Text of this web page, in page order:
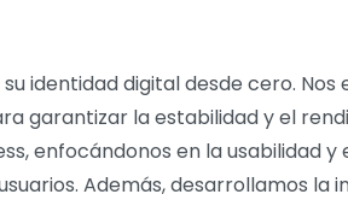
identidad digital desde cero. Nos
garantizar la estabilidad y el
enfocándonos en la usabilidad y
Además, desarrollamos la